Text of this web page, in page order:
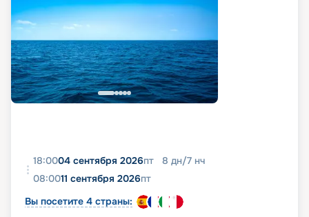
18:0004 сентября 2026пт 8 дн/7 нч
08:0011 сентября 2026пт
Вы посетите 4 страны: